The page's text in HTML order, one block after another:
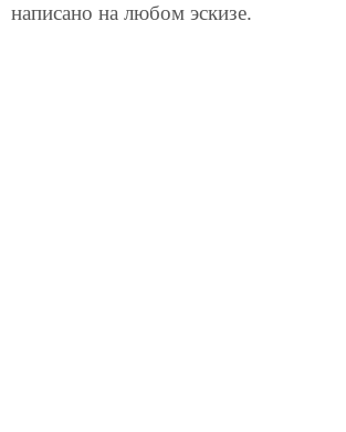
написано на любом эскизе.